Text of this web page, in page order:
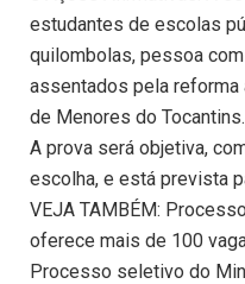
estudantes de escolas
quilombolas, pessoa
assentados pela
de Menores do Tocantins.
A prova será objetiva,
escolha, e está prevista
VEJA TAMBÉM:
oferece mais de 100
Processo seletivo do